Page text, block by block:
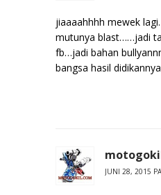
jiaaaahhhh mewek
mutunya blast……jadi
fb…jadi bahan
bangsa hasil
JUNI 28, 2015